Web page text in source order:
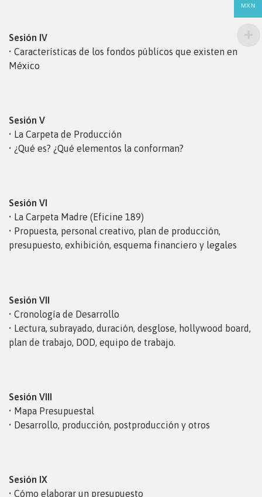
Sesión IV
• Características de los fondos públicos que existen en
México
Sesión V
• La Carpeta de Producción
• ¿Qué es? ¿Qué elementos la conforman?
Sesión VI
• La Carpeta Madre (Eficine 189)
• Propuesta, personal creativo, plan de producción,
presupuesto, exhibición, esquema financiero y legales
Sesión VII
• Cronología de Desarrollo
• Lectura, subrayado, duración, desglose, hollywood board,
plan de trabajo, DOD, equipo de trabajo.
Sesión VIII
• Mapa Presupuestal
• Desarrollo, producción, postproducción y otros
Sesión IX
• Cómo elaborar un presupuesto
MXN